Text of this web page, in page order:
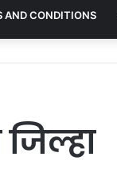
AND CONDITIONS